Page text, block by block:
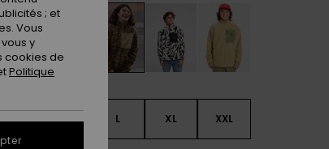
S M L XL XXL
; et
Vous
y
cookies de
Politique